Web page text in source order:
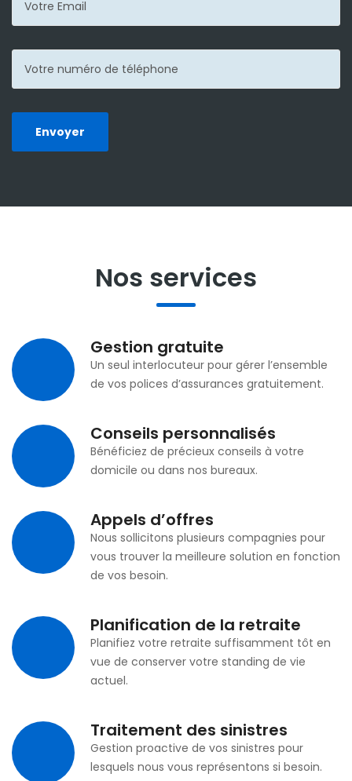
Envoyer
Nos services
Gestion gratuite
Un seul interlocuteur pour gérer l’ensemble
de vos polices d’assurances gratuitement.
Conseils personnalisés
Bénéficiez de précieux conseils à votre
domicile ou dans nos bureaux.
Appels d’offres
Nous sollicitons plusieurs compagnies pour
vous trouver la meilleure solution en fonction
de vos besoin.
Planification de la retraite
Planifiez votre retraite suffisamment tôt en
vue de conserver votre standing de vie
actuel.
Traitement des sinistres
Gestion proactive de vos sinistres pour
lesquels nous vous représentons si besoin.